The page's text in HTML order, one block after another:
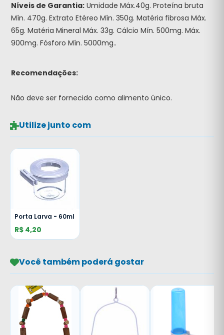
Níveis de Garantia: Umidade Máx.40g. Proteína bruta
Mín. 470g. Extrato Etéreo Mín. 350g. Matéria fibrosa Máx.
65g. Matéria Mineral Máx. 33g. Cálcio Mín. 500mg. Máx.
900mg. Fósforo Mín. 5000mg..
Recomendações:
Não deve ser fornecido como alimento único.
Utilize junto com
Porta Larva - 60ml
R$ 4,20
Você também poderá gostar